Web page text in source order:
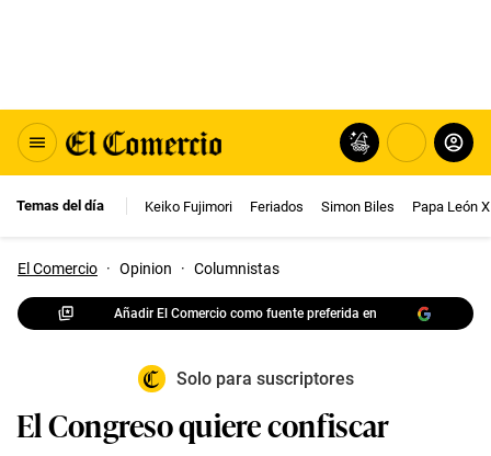
Temas del día Keiko Fujimori Feriados Simon Biles Papa León
El Comercio · Opinion · Columnistas
Añadir El Comercio como fuente preferida en
Solo para suscriptores
El Congreso quiere confiscar